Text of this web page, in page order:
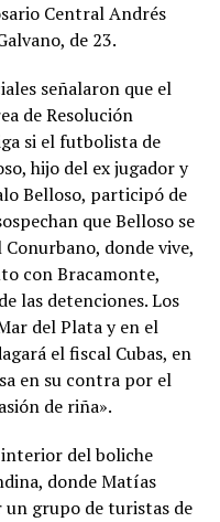
Central Andrés
de 23.
señalaron que el
de Resolución
si el futbolista de
hijo del ex jugador y
Belloso, participó de
que Belloso se
donde vive,
con Bracamonte,
las detenciones. Los
del Plata y en el
el fiscal Cubas, en
en su contra por el
de riña».
del boliche
donde Matías
grupo de turistas de